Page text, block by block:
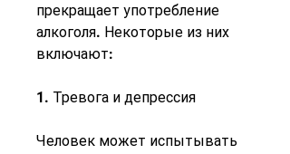
прекращает употребление
алкоголя. Некоторые из них
включают:
1. Тревога и депрессия
Человек может испытывать